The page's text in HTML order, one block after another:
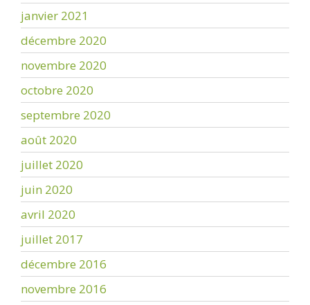
janvier 2021
décembre 2020
novembre 2020
octobre 2020
septembre 2020
août 2020
juillet 2020
juin 2020
avril 2020
juillet 2017
décembre 2016
novembre 2016